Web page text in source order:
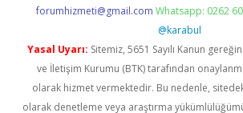
forumhizmeti@gmail.com Whatsapp: 0262
@karabul
Yasal Uyarı: Sitemiz, 5651 Sayılı Kanun
ve İletişim Kurumu (BTK) tarafından
olarak hizmet vermektedir. Bu nedenle,
olarak denetleme veya araştırma